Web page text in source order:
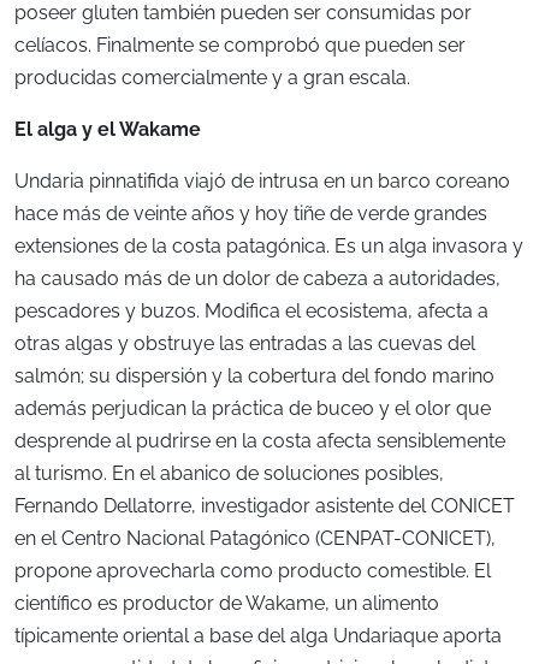
poseer gluten también pueden ser consumidas por
celíacos. Finalmente se comprobó que pueden ser
producidas comercialmente y a gran escala.
El alga y el Wakame
Undaria pinnatifida viajó de intrusa en un barco coreano
hace más de veinte años y hoy tiñe de verde grandes
extensiones de la costa patagónica. Es un alga invasora y
ha causado más de un dolor de cabeza a autoridades,
pescadores y buzos. Modifica el ecosistema, afecta a
otras algas y obstruye las entradas a las cuevas del
salmón; su dispersión y la cobertura del fondo marino
además perjudican la práctica de buceo y el olor que
desprende al pudrirse en la costa afecta sensiblemente
al turismo. En el abanico de soluciones posibles,
Fernando Dellatorre, investigador asistente del CONICET
en el Centro Nacional Patagónico (CENPAT-CONICET),
propone aprovecharla como producto comestible. El
científico es productor de Wakame, un alimento
típicamente oriental a base del alga Undariaque aporta